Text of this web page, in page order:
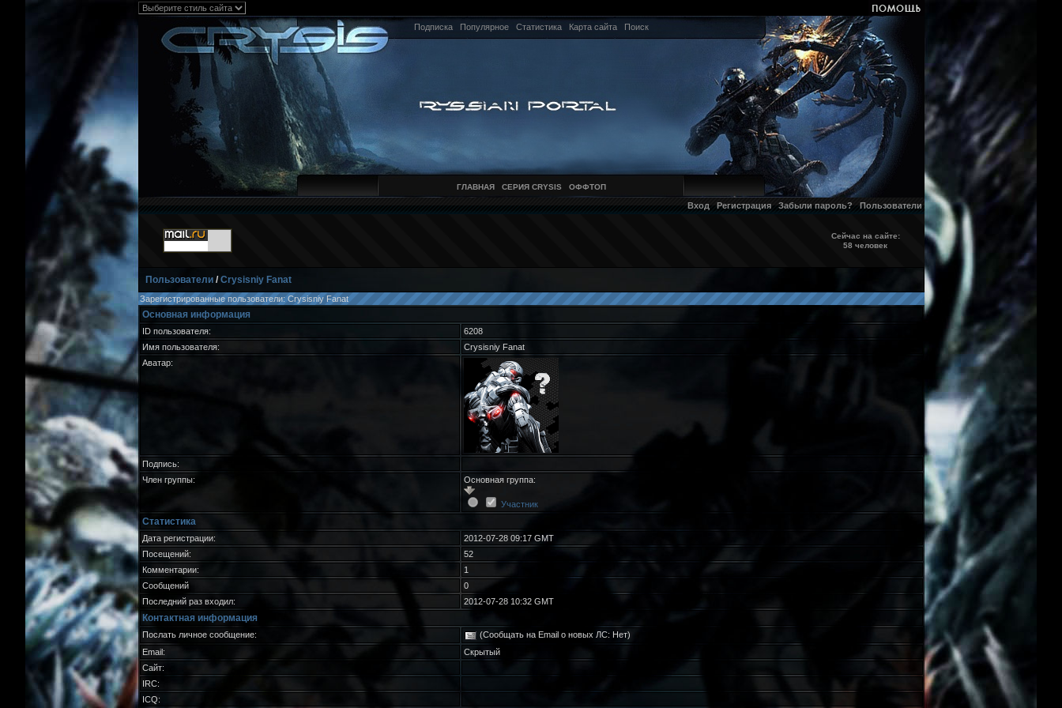
Подписка Популярное Статистика Карта сайта Поиск
ГЛАВНАЯ СЕРИЯ CRYSIS ОФФТОП
Вход Регистрация Забыли пароль? Пользователи
Сейчас на сайте:
58 человек
Пользователи/Crysisniy Fanat
Зарегистрированные пользователи: Crysisniy Fanat
Основная информация
ID пользователя:
6208
Имя пользователя:
Crysisniy Fanat
Аватар:
Подпись:
Член группы:
Основная группа:
Участник
Статистика
Дата регистрации:
2012-07-28 09:17 GMT
Посещений:
52
Комментарии:
1
Сообщений
0
Последний раз входил:
2012-07-28 10:32 GMT
Контактная информация
Послать личное сообщение:
(Сообщать на Email о новых ЛС: Нет)
Email:
Скрытый
Сайт:
IRC:
ICQ: